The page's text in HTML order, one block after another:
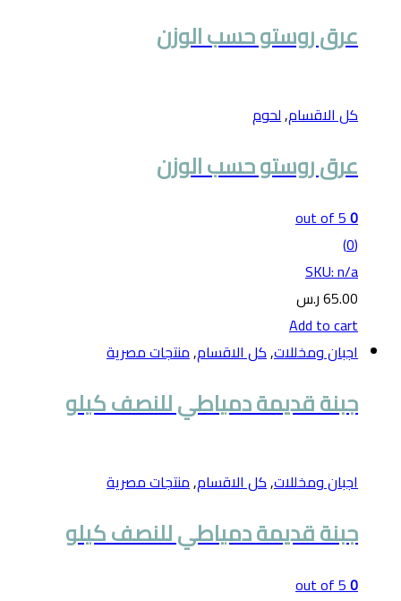
عرق روستو حسب الوزن
كل الاقسام,لحوم
عرق روستو حسب الوزن
0
out of 5
(0)
SKU: n/a
65.00ر.س
Add to cart
اجبان ومخللات,كل الاقسام,منتجات مصرية
جبنة قديمة دمياطي للنصف كيلو
اجبان ومخللات,كل الاقسام,منتجات مصرية
جبنة قديمة دمياطي للنصف كيلو
0
out of 5